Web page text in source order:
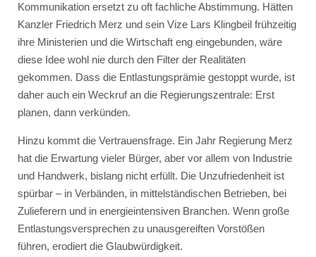
Kommunikation ersetzt zu oft fachliche Abstimmung. Hätten
Kanzler Friedrich Merz und sein Vize Lars Klingbeil frühzeitig
ihre Ministerien und die Wirtschaft eng eingebunden, wäre
diese Idee wohl nie durch den Filter der Realitäten
gekommen. Dass die Entlastungsprämie gestoppt wurde, ist
daher auch ein Weckruf an die Regierungszentrale: Erst
planen, dann verkünden.
Hinzu kommt die Vertrauensfrage. Ein Jahr Regierung Merz
hat die Erwartung vieler Bürger, aber vor allem von Industrie
und Handwerk, bislang nicht erfüllt. Die Unzufriedenheit ist
spürbar – in Verbänden, in mittelständischen Betrieben, bei
Zulieferern und in energieintensiven Branchen. Wenn große
Entlastungsversprechen zu unausgereiften Vorstößen
führen, erodiert die Glaubwürdigkeit.